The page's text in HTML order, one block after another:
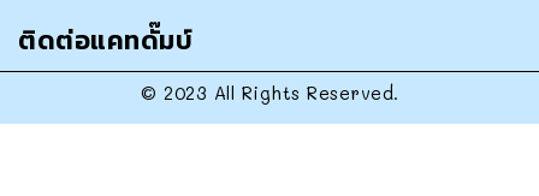
ติดต่อแคทดั๊มบ์
© 2023 All Rights Reserved.